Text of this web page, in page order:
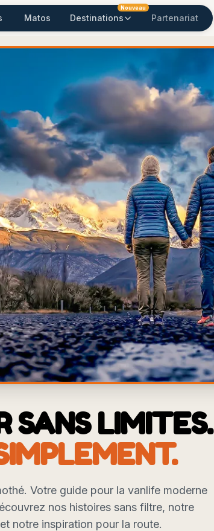
Matos
Nouveau
Destinations Partenariat
SANS LIMITES.
Votre guide pour la vanlife moderne
nos histoires sans filtre, notre
notre inspiration pour la route.